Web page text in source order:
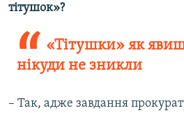
тітушок»?
«Тітушки» як
нікуди не зникли
– Так, адже завдання